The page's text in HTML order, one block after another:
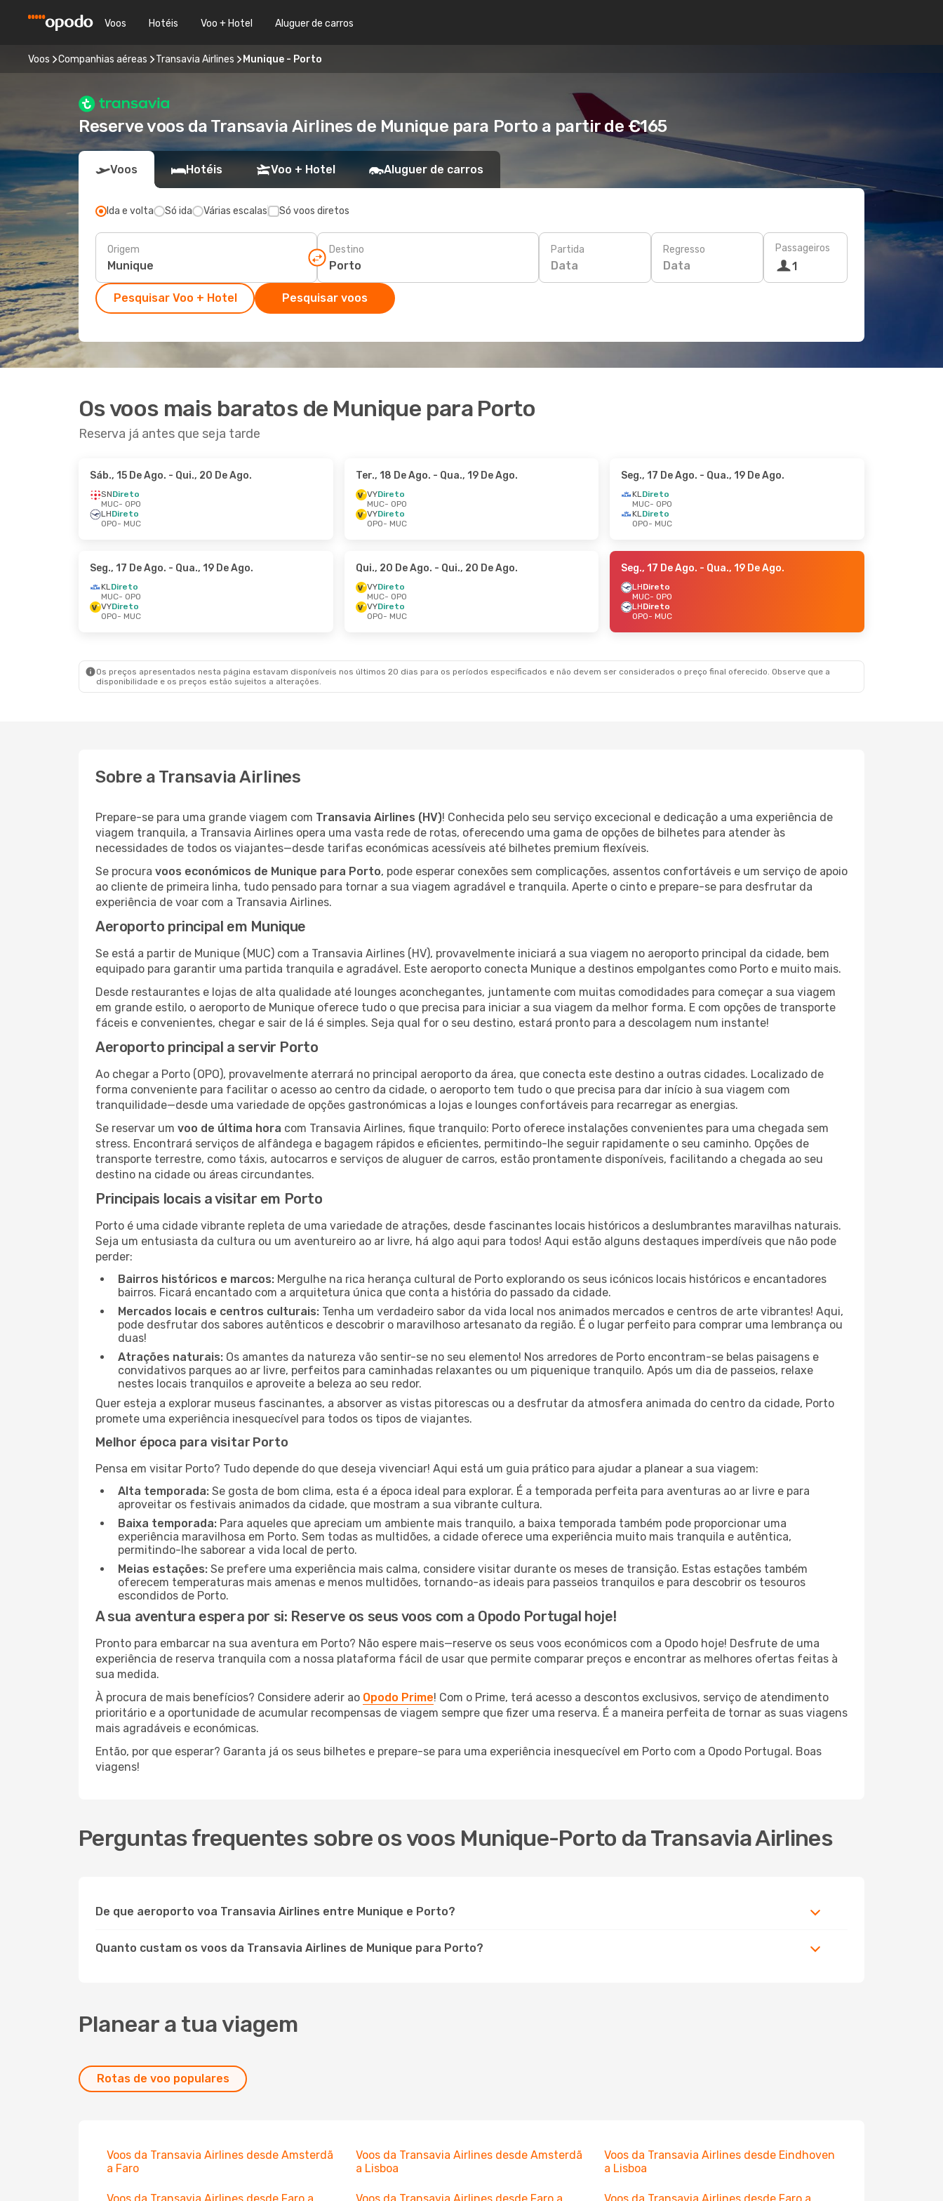
Voos Hotéis Voo + Hotel Aluguer de carros
Voos Companhias aéreas Transavia Airlines Munique - Porto
Reserve voos da Transavia Airlines de Munique para Porto a partir de €165
Voos Hotéis Voo + Hotel Aluguer de carros
Ida e volta Só ida Várias escalas Só voos diretos
Origem Destino Partida
Data
Regresso
Data
Passageiros
1
Pesquisar Voo + Hotel Pesquisar voos
Os voos mais baratos de Munique para Porto
Reserva já antes que seja tarde
Sáb., 15 De Ago. - Qui., 20 De Ago.
SNDireto
MUC- OPO
LHDireto
OPO- MUC
Ter., 18 De Ago. - Qua., 19 De Ago.
VYDireto
MUC- OPO
VYDireto
OPO- MUC
Seg., 17 De Ago. - Qua., 19 De Ago.
KLDireto
MUC- OPO
KLDireto
OPO- MUC
Seg., 17 De Ago. - Qua., 19 De Ago.
KLDireto
MUC- OPO
VYDireto
OPO- MUC
Qui., 20 De Ago. - Qui., 20 De Ago.
VYDireto
MUC- OPO
VYDireto
OPO- MUC
Seg., 17 De Ago. - Qua., 19 De Ago.
LHDireto
MUC- OPO
LHDireto
OPO- MUC
Os preços apresentados nesta página estavam disponíveis nos últimos 20 dias para os períodos especificados e não devem ser considerados o preço final oferecido. Observe que a
disponibilidade e os preços estão sujeitos a alterações.
Sobre a Transavia Airlines
Prepare-se para uma grande viagem com Transavia Airlines (HV)! Conhecida pelo seu serviço excecional e dedicação a uma experiência de
viagem tranquila, a Transavia Airlines opera uma vasta rede de rotas, oferecendo uma gama de opções de bilhetes para atender às
necessidades de todos os viajantes—desde tarifas económicas acessíveis até bilhetes premium flexíveis.
Se procura voos económicos de Munique para Porto, pode esperar conexões sem complicações, assentos confortáveis e um serviço de apoio
ao cliente de primeira linha, tudo pensado para tornar a sua viagem agradável e tranquila. Aperte o cinto e prepare-se para desfrutar da
experiência de voar com a Transavia Airlines.
Aeroporto principal em Munique
Se está a partir de Munique (MUC) com a Transavia Airlines (HV), provavelmente iniciará a sua viagem no aeroporto principal da cidade, bem
equipado para garantir uma partida tranquila e agradável. Este aeroporto conecta Munique a destinos empolgantes como Porto e muito mais.
Desde restaurantes e lojas de alta qualidade até lounges aconchegantes, juntamente com muitas comodidades para começar a sua viagem
em grande estilo, o aeroporto de Munique oferece tudo o que precisa para iniciar a sua viagem da melhor forma. E com opções de transporte
fáceis e convenientes, chegar e sair de lá é simples. Seja qual for o seu destino, estará pronto para a descolagem num instante!
Aeroporto principal a servir Porto
Ao chegar a Porto (OPO), provavelmente aterrará no principal aeroporto da área, que conecta este destino a outras cidades. Localizado de
forma conveniente para facilitar o acesso ao centro da cidade, o aeroporto tem tudo o que precisa para dar início à sua viagem com
tranquilidade—desde uma variedade de opções gastronómicas a lojas e lounges confortáveis para recarregar as energias.
Se reservar um voo de última hora com Transavia Airlines, fique tranquilo: Porto oferece instalações convenientes para uma chegada sem
stress. Encontrará serviços de alfândega e bagagem rápidos e eficientes, permitindo-lhe seguir rapidamente o seu caminho. Opções de
transporte terrestre, como táxis, autocarros e serviços de aluguer de carros, estão prontamente disponíveis, facilitando a chegada ao seu
destino na cidade ou áreas circundantes.
Principais locais a visitar em Porto
Porto é uma cidade vibrante repleta de uma variedade de atrações, desde fascinantes locais históricos a deslumbrantes maravilhas naturais.
Seja um entusiasta da cultura ou um aventureiro ao ar livre, há algo aqui para todos! Aqui estão alguns destaques imperdíveis que não pode
perder:
Bairros históricos e marcos: Mergulhe na rica herança cultural de Porto explorando os seus icónicos locais históricos e encantadores
bairros. Ficará encantado com a arquitetura única que conta a história do passado da cidade.
Mercados locais e centros culturais: Tenha um verdadeiro sabor da vida local nos animados mercados e centros de arte vibrantes! Aqui,
pode desfrutar dos sabores autênticos e descobrir o maravilhoso artesanato da região. É o lugar perfeito para comprar uma lembrança ou
duas!
Atrações naturais: Os amantes da natureza vão sentir-se no seu elemento! Nos arredores de Porto encontram-se belas paisagens e
convidativos parques ao ar livre, perfeitos para caminhadas relaxantes ou um piquenique tranquilo. Após um dia de passeios, relaxe
nestes locais tranquilos e aproveite a beleza ao seu redor.
Quer esteja a explorar museus fascinantes, a absorver as vistas pitorescas ou a desfrutar da atmosfera animada do centro da cidade, Porto
promete uma experiência inesquecível para todos os tipos de viajantes.
Melhor época para visitar Porto
Pensa em visitar Porto? Tudo depende do que deseja vivenciar! Aqui está um guia prático para ajudar a planear a sua viagem:
Alta temporada: Se gosta de bom clima, esta é a época ideal para explorar. É a temporada perfeita para aventuras ao ar livre e para
aproveitar os festivais animados da cidade, que mostram a sua vibrante cultura.
Baixa temporada: Para aqueles que apreciam um ambiente mais tranquilo, a baixa temporada também pode proporcionar uma
experiência maravilhosa em Porto. Sem todas as multidões, a cidade oferece uma experiência muito mais tranquila e autêntica,
permitindo-lhe saborear a vida local de perto.
Meias estações: Se prefere uma experiência mais calma, considere visitar durante os meses de transição. Estas estações também
oferecem temperaturas mais amenas e menos multidões, tornando-as ideais para passeios tranquilos e para descobrir os tesouros
escondidos de Porto.
A sua aventura espera por si: Reserve os seus voos com a Opodo Portugal hoje!
Pronto para embarcar na sua aventura em Porto? Não espere mais—reserve os seus voos económicos com a Opodo hoje! Desfrute de uma
experiência de reserva tranquila com a nossa plataforma fácil de usar que permite comparar preços e encontrar as melhores ofertas feitas à
sua medida.
À procura de mais benefícios? Considere aderir ao Opodo Prime! Com o Prime, terá acesso a descontos exclusivos, serviço de atendimento
prioritário e a oportunidade de acumular recompensas de viagem sempre que fizer uma reserva. É a maneira perfeita de tornar as suas viagens
mais agradáveis e económicas.
Então, por que esperar? Garanta já os seus bilhetes e prepare-se para uma experiência inesquecível em Porto com a Opodo Portugal. Boas
viagens!
Perguntas frequentes sobre os voos Munique-Porto da Transavia Airlines
De que aeroporto voa Transavia Airlines entre Munique e Porto?
Quanto custam os voos da Transavia Airlines de Munique para Porto?
Planear a tua viagem
Rotas de voo populares
Voos da Transavia Airlines desde Amsterdã
a Faro
Voos da Transavia Airlines desde Amsterdã
a Lisboa
Voos da Transavia Airlines desde Eindhoven
a Lisboa